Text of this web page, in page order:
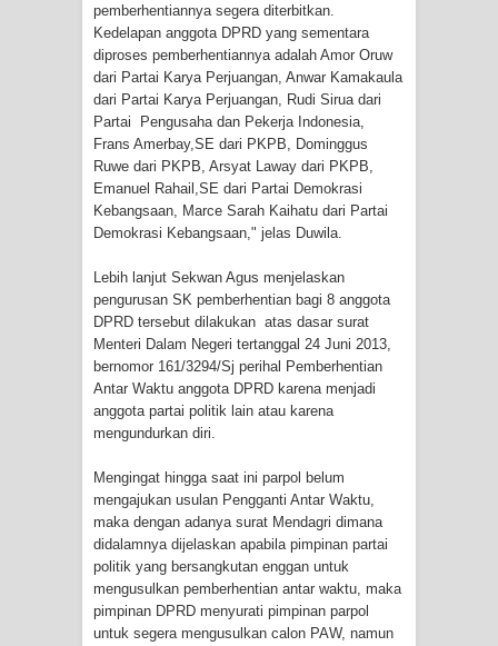
Menghambur ke Tengah Jalan
Polres Jayapura Terima Laporan
Hilangnya Agustina Ester Bonsapia
Marthen Medlama Sebut Pemprov
Papua Siapkan 1000 Kuota Beasiswa
Mace
BRI Region 18 Jayapura Salurkan
Bantuan CSR untuk RS Bhayangkara
Polda Papua pada Peringatan Hari
Bhayangkara ke-80
Indonesia Turns Remote Papua
Frontier into National Food Belt with
Mechanized Rice Expansion
Mentan Tinjau Program Cetak Sawah
pemberhentiannya segera diterbitkan.
Kedelapan anggota DPRD yang sementara
diproses pemberhentiannya adalah Amor Oruw
dari Partai Karya Perjuangan, Anwar Kamakaula
dari Partai Karya Perjuangan, Rudi Sirua dari
Partai Pengusaha dan Pekerja Indonesia,
Frans Amerbay,SE dari PKPB, Dominggus
Ruwe dari PKPB, Arsyat Laway dari PKPB,
Emanuel Rahail,SE dari Partai Demokrasi
Kebangsaan, Marce Sarah Kaihatu dari Partai
Demokrasi Kebangsaan," jelas Duwila.
Lebih lanjut Sekwan Agus menjelaskan
pengurusan SK pemberhentian bagi 8 anggota
DPRD tersebut dilakukan atas dasar surat
Menteri Dalam Negeri tertanggal 24 Juni 2013,
bernomor 161/3294/Sj perihal Pemberhentian
Antar Waktu anggota DPRD karena menjadi
anggota partai politik lain atau karena
mengundurkan diri.
Mengingat hingga saat ini parpol belum
mengajukan usulan Pengganti Antar Waktu,
maka dengan adanya surat Mendagri dimana
didalamnya dijelaskan apabila pimpinan partai
politik yang bersangkutan enggan untuk
mengusulkan pemberhentian antar waktu, maka
pimpinan DPRD menyurati pimpinan parpol
untuk segera mengusulkan calon PAW, namun